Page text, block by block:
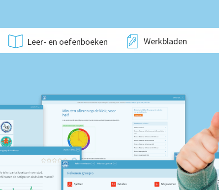
Leer- en oefenboeken Werkbladen